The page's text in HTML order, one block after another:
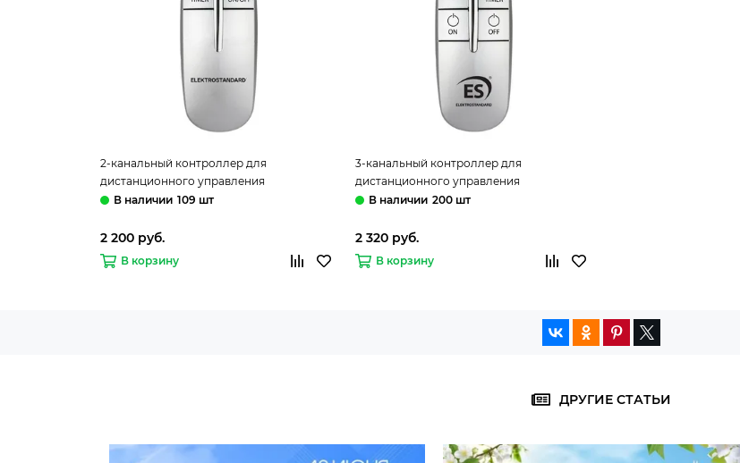
2-канальный контроллер для
дистанционного управления
освещением серебро Y9 Elektrostandard
109 шт
2 200 руб.
В корзину
3-канальный контроллер для
дистанционного управления
освещением Y10 Elektrostandard
200 шт
2 320 руб.
В корзину
ДРУГИЕ СТАТЬИ